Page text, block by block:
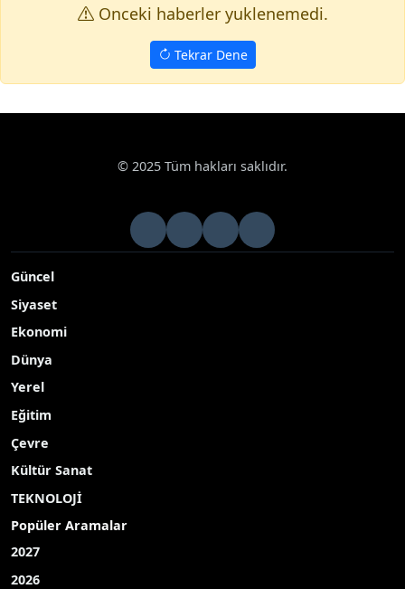
Onceki haberler yuklenemedi.
Tekrar Dene
© 2025 Tüm hakları saklıdır.
Güncel
Siyaset
Ekonomi
Dünya
Yerel
Eğitim
Çevre
Kültür Sanat
TEKNOLOJİ
Popüler Aramalar
2027
2026